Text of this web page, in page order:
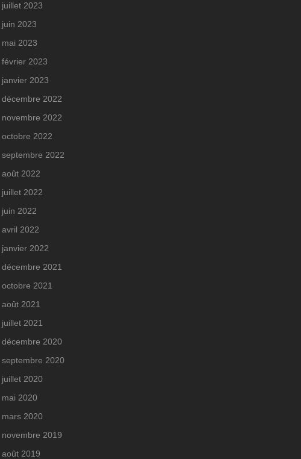
juillet 2023
juin 2023
mai 2023
février 2023
janvier 2023
décembre 2022
novembre 2022
octobre 2022
septembre 2022
août 2022
juillet 2022
juin 2022
avril 2022
janvier 2022
décembre 2021
octobre 2021
août 2021
juillet 2021
décembre 2020
septembre 2020
juillet 2020
mai 2020
mars 2020
novembre 2019
août 2019